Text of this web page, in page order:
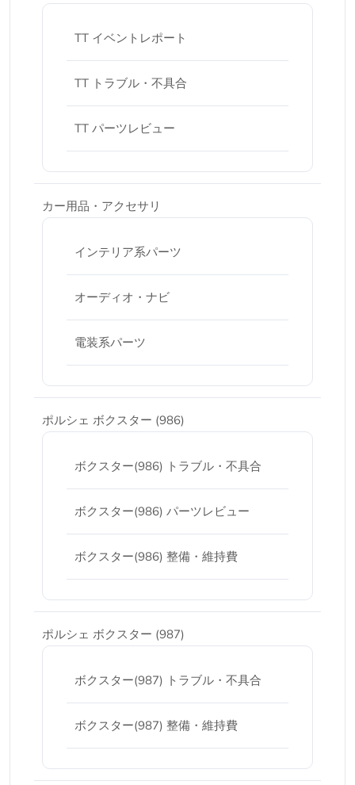
TT イベントレポート
TT トラブル・不具合
TT パーツレビュー
カー用品・アクセサリ
インテリア系パーツ
オーディオ・ナビ
電装系パーツ
ポルシェ ボクスター (986)
ボクスター(986) トラブル・不具合
ボクスター(986) パーツレビュー
ボクスター(986) 整備・維持費
ポルシェ ボクスター (987)
ボクスター(987) トラブル・不具合
ボクスター(987) 整備・維持費